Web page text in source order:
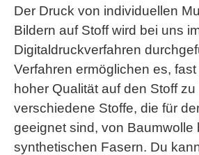
Der Druck von individuellen
Bildern auf Stoff wird bei uns
Digitaldruckverfahren
Verfahren ermöglichen es,
hoher Qualität auf den Stoff
verschiedene Stoffe, die für
geeignet sind, von Baumwolle
synthetischen Fasern. Du